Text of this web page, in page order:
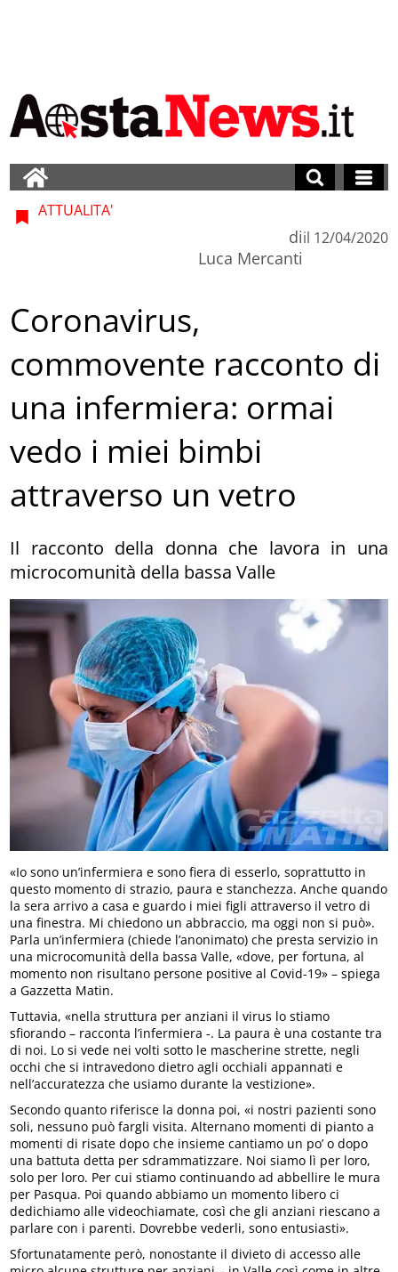
ATTUALITA'
di
Luca Mercanti
il 12/04/2020
Coronavirus,
commovente racconto di
una infermiera: ormai
vedo i miei bimbi
attraverso un vetro
Il racconto della donna che lavora in una
microcomunità della bassa Valle
«Io sono un’infermiera e sono fiera di esserlo, soprattutto in
questo momento di strazio, paura e stanchezza. Anche quando
la sera arrivo a casa e guardo i miei figli attraverso il vetro di
una finestra. Mi chiedono un abbraccio, ma oggi non si può».
Parla un’infermiera (chiede l’anonimato) che presta servizio in
una microcomunità della bassa Valle, «dove, per fortuna, al
momento non risultano persone positive al Covid-19» – spiega
a Gazzetta Matin.
Tuttavia, «nella struttura per anziani il virus lo stiamo
sfiorando – racconta l’infermiera -. La paura è una costante tra
di noi. Lo si vede nei volti sotto le mascherine strette, negli
occhi che si intravedono dietro agli occhiali appannati e
nell’accuratezza che usiamo durante la vestizione».
Secondo quanto riferisce la donna poi, «i nostri pazienti sono
soli, nessuno può fargli visita. Alternano momenti di pianto a
momenti di risate dopo che insieme cantiamo un po’ o dopo
una battuta detta per sdrammatizzare. Noi siamo lì per loro,
solo per loro. Per cui stiamo continuando ad abbellire le mura
per Pasqua. Poi quando abbiamo un momento libero ci
dedichiamo alle videochiamate, così che gli anziani riescano a
parlare con i parenti. Dovrebbe vederli, sono entusiasti».
Sfortunatamente però, nonostante il divieto di accesso alle